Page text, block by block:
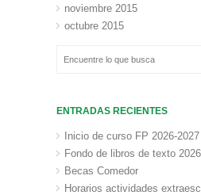
noviembre 2015
octubre 2015
ENTRADAS RECIENTES
Inicio de curso FP 2026-2027
Fondo de libros de texto
Becas Comedor
Horarios actividades